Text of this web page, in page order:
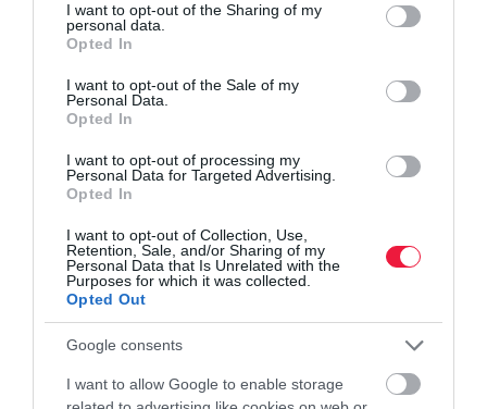
not limited to your visit or usage behaviour. You may click to
grant or deny consent to Google and its third-party tags to
use your data for below specified purposes in below Google
consent section.
I want to opt-out of the Sharing of my
personal data.
Opted In
I want to opt-out of the Sale of my
Personal Data.
Opted In
I want to opt-out of processing my
Personal Data for Targeted Advertising.
Opted In
I want to opt-out of Collection, Use,
Retention, Sale, and/or Sharing of my
Personal Data that Is Unrelated with the
Purposes for which it was collected.
Opted Out
Google consents
I want to allow Google to enable storage